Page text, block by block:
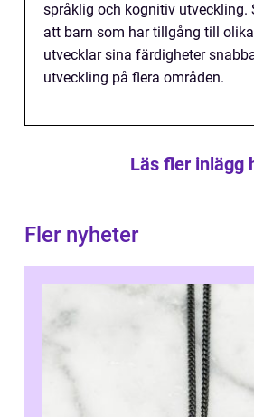
språklig och kognitiv utveckling.
att barn som har tillgång till
utvecklar sina färdigheter
utveckling på flera områden.
Läs fler inlägg
Fler nyheter